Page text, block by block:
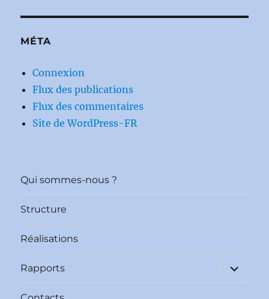
MÉTA
Connexion
Flux des publications
Flux des commentaires
Site de WordPress-FR
Qui sommes-nous ?
Structure
Réalisations
Rapports
ouvrir
le
sous-